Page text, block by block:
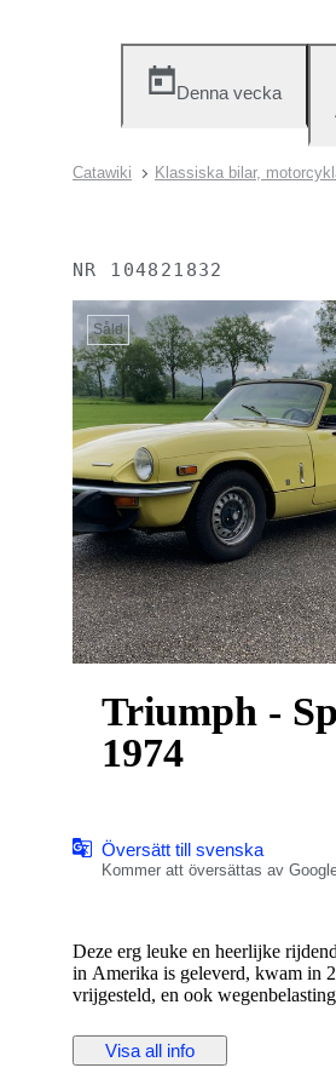
Denna vecka
Catawiki Klassiska bilar,
NR 104821832
Såld
Triumph -
1974
Översätt till svenska
Kommer att översättas av
Deze erg leuke en heerlijke
in Amerika is geleverd, kwam in
vrijgesteld, en ook
Documenten :
Visa all info